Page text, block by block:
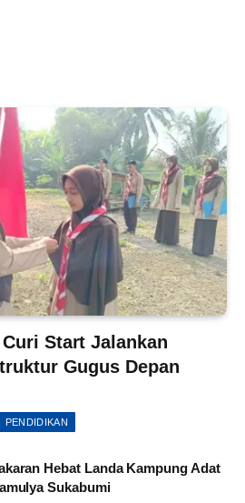
Start Jalankan
Gugus Depan
PENDIDIKAN
Hebat Landa Kampung Adat
Sukabumi